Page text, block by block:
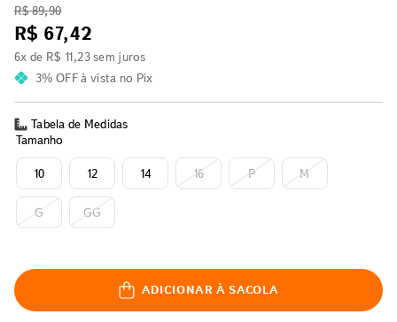
R$89,90
R$ 67,42
6x de R$ 11,23sem juros
3% OFFà vista no Pix
Tabela de Medidas
Tamanho
16 P
G
M
GG
14
12
10
ADICIONAR À SACOLA